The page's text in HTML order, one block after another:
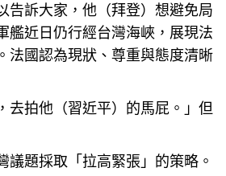
告訴大家，他（拜登）想避免局
艦近日仍行經台灣海峽，展現法
法國認為現狀、尊重與態度清晰
去拍他（習近平）的馬屁。」但
議題採取「拉高緊張」的策略。